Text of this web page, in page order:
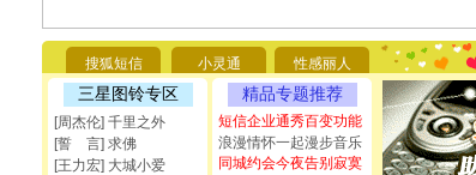
搜狐短信 小灵通 性感丽人
三星图铃专区
[周杰伦] 千里之外
[誓 言] 求佛
[王力宏] 大城小爱
精品专题推荐
短信企业通秀百变功能
浪漫情怀一起漫步音乐
同城约会今夜告别寂寞
要平安！千万
[圣诞节]不只
能正大光明地
都要快乐噢!
[圣诞节]奉上
如意,快乐,鲜
[元旦]看到你